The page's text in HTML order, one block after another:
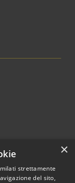
×
strettamente
del sito,